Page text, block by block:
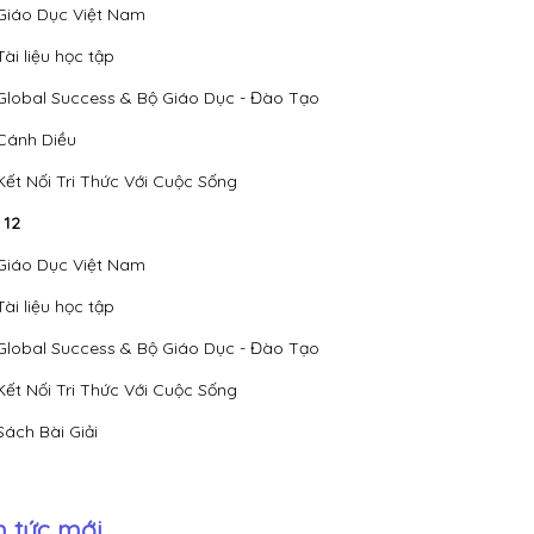
Dục Việt Nam
liệu học tập
Success & Bộ Giáo Dục - Đào Tạo
Diều
Nối Tri Thức Với Cuộc Sống
Dục Việt Nam
liệu học tập
Success & Bộ Giáo Dục - Đào Tạo
Nối Tri Thức Với Cuộc Sống
Bài Giải